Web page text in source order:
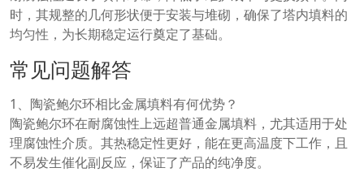
时，其规整的几何形状便于安装与堆砌，确保了塔内填料的
均匀性，为长期稳定运行奠定了基础。
常见问题解答
1、陶瓷鲍尔环相比金属填料有何优势？
陶瓷鲍尔环在耐腐蚀性上远超普通金属填料，尤其适用于处
理腐蚀性介质。其热稳定性更好，能在更高温度下工作，且
不易发生催化副反应，保证了产品的纯净度。